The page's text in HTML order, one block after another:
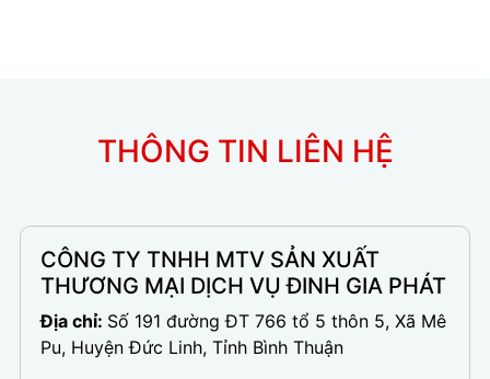
THÔNG TIN LIÊN HỆ
CÔNG TY TNHH MTV SẢN XUẤT
THƯƠNG MẠI DỊCH VỤ ĐINH GIA PHÁT
Địa chỉ: Số 191 đường ĐT 766 tổ 5 thôn 5, Xã Mê
Pu, Huyện Đức Linh, Tỉnh Bình Thuận